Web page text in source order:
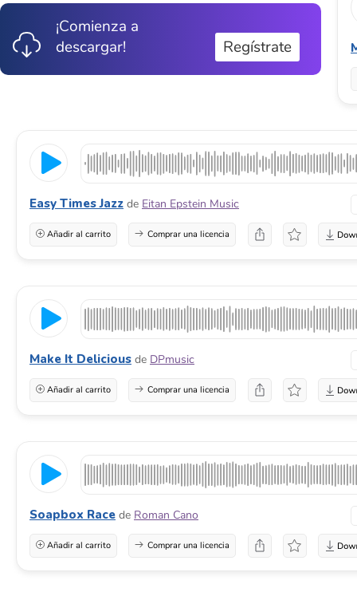
¡Comienza a
descargar!
Regístrate
Easy Times Jazz de Eitan Epstein Music
Añadir al carrito Comprar una licencia
Make It Delicious de DPmusic
Añadir al carrito Comprar una licencia
Soapbox Race de Roman Cano
Añadir al carrito Comprar una licencia